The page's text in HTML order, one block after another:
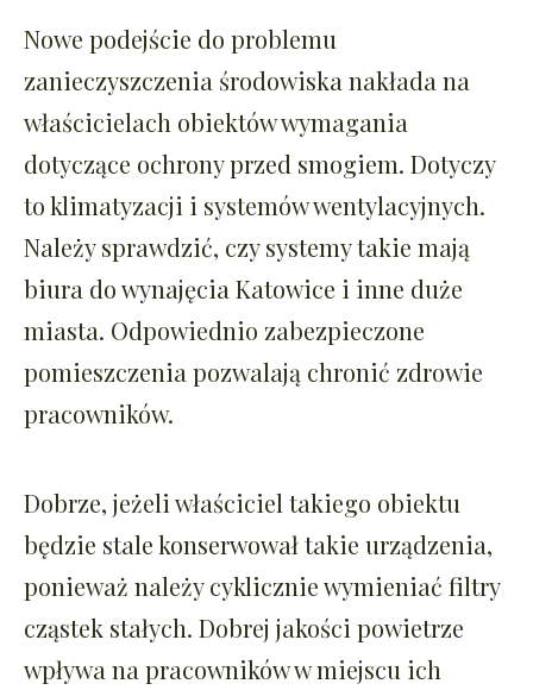
Nowe podejście do problemu
zanieczyszczenia środowiska nakłada na
właścicielach obiektów wymagania
dotyczące ochrony przed smogiem. Dotyczy
to klimatyzacji i systemów wentylacyjnych.
Należy sprawdzić, czy systemy takie mają
biura do wynajęcia Katowice i inne duże
miasta. Odpowiednio zabezpieczone
pomieszczenia pozwalają chronić zdrowie
pracowników.
Dobrze, jeżeli właściciel takiego obiektu
będzie stale konserwował takie urządzenia,
ponieważ należy cyklicznie wymieniać filtry
cząstek stałych. Dobrej jakości powietrze
wpływa na pracowników w miejscu ich